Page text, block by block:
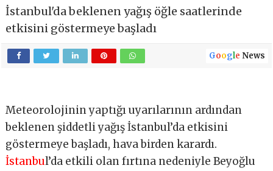
İstanbul'da beklenen yağış öğle saatlerinde
etkisini göstermeye başladı
Google News
Meteorolojinin yaptığı uyarılarının ardından
beklenen şiddetli yağış İstanbul’da etkisini
göstermeye başladı, hava birden karardı.
İstanbul’da etkili olan fırtına nedeniyle Beyoğlu